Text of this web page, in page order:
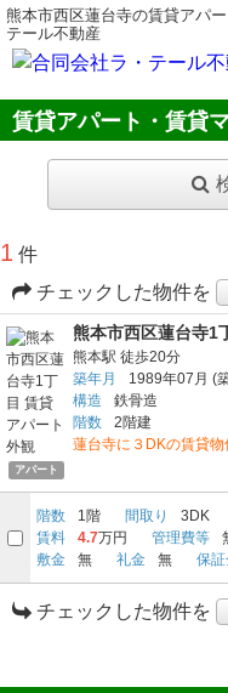
熊本市西区蓮台寺の賃貸アパ
テール不動産
賃貸アパート・賃貸
1 件
チェックした物件を
アパート
熊本市西区蓮台寺1
熊本駅 徒歩20分
築年月
1989年07月 (
構造
鉄骨造
階数
2階建
蓮台寺に３DKの賃貸物
階数 1階 間取り 3DK
賃料 4.7万円 管理費等
敷金
無 礼金 無 保
チェックした物件を